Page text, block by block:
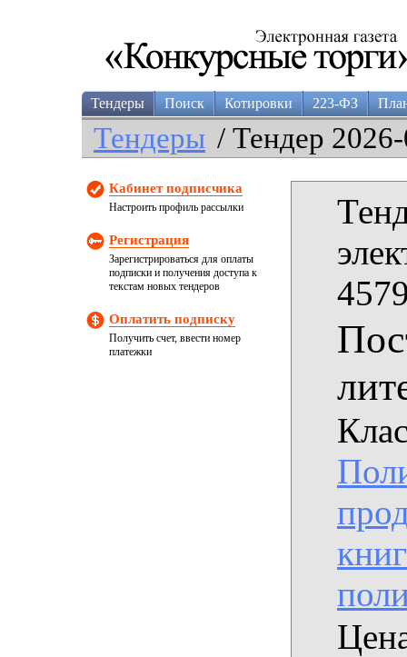
Тендеры Поиск Котировки 223-ФЗ
Тендеры / Тендер
Кабинет подписчика
Настроить профиль рассылки
Регистрация
Зарегистрироваться для оплаты
подписки и получения доступа к
текстам новых тендеров
Оплатить подписку
Получить счет, ввести номер
платежки